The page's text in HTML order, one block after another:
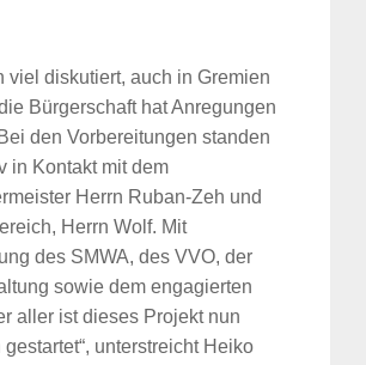
viel diskutiert, auch in Gremien
Bürgerschaft hat Anregungen
den Vorbereitungen standen
in Kontakt mit dem
Herrn Ruban-Zeh und
Herrn Wolf. Mit
des SMWA, des VVO, der
sowie dem engagierten
aller ist dieses Projekt nun
unterstreicht Heiko